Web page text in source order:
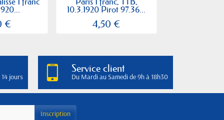
€
10.3.1920 Pirot 97.36...
4,50 €
jours
Service client
Du Mardi au Samedi de 9h à 18h30